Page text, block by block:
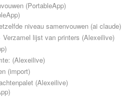
(PortableApp)
)
niveau samenvouwen (ai claude)
Verzamel lijst van printers (Alexeilive)
)
(Alexeilive)
(import)
(Alexeilive)
)